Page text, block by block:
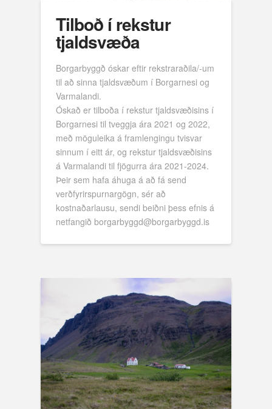
Tilboð í rekstur
tjaldsvæða
Borgarbyggð óskar eftir rekstraraðila/-um
til að sinna tjaldsvæðum í Borgarnesi og
Varmalandi.
Óskað er tilboða í rekstur tjaldsvæðisins í
Borgarnesi til tveggja ára 2021 og 2022,
með möguleika á framlengingu tvisvar
sinnum í eitt ár, og rekstur tjaldsvæðisins
á Varmalandi til fjögurra ára 2021-2024.
Þeir sem hafa áhuga á að fá send
verðfyrirspurnargögn, sér að
kostnaðarlausu, sendi beiðni þess efnis á
netfangið borgarbyggd@borgarbyggd.is